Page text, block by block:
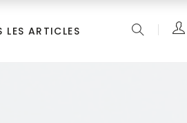
LES ARTICLES